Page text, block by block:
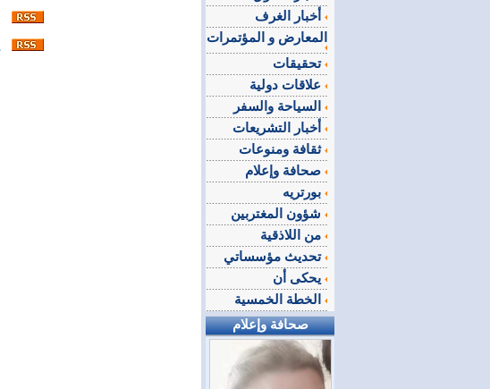
المعارض و المؤتمرات
تحقيقات
ثقافة ومنوعات
تحديث مؤسساتي
صحافة وإعلام